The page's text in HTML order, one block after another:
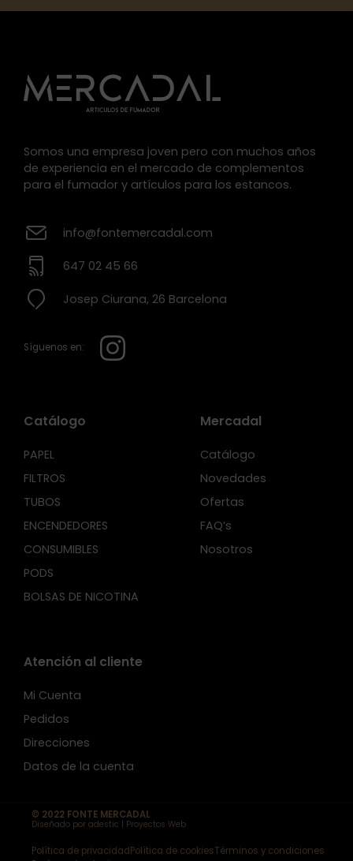
Somos una empresa joven pero con muchos años
de experiencia en el mercado de complementos
para el fumador y artículos para los estancos.
info@fontemercadal.com
647 02 45 66
Josep Ciurana, 26 Barcelona
Síguenos en:
Catálogo
PAPEL
FILTROS
TUBOS
ENCENDEDORES
CONSUMIBLES
PODS
BOLSAS DE NICOTINA
Mercadal
Catálogo
Novedades
Ofertas
FAQ’s
Nosotros
Atención al cliente
Mi Cuenta
Pedidos
Direcciones
Datos de la cuenta
© 2022 FONTE MERCADAL
Diseñado por adestic | Proyectos Web
Política de privacidadPolítica de cookiesTérminos y condiciones